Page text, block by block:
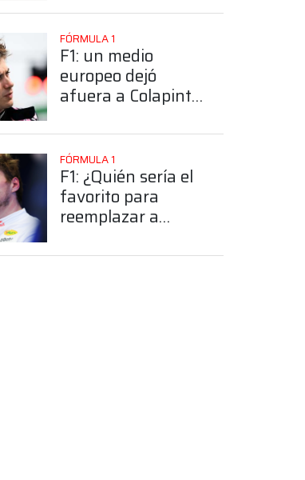
apunta renovar su
Gran Premio a
largo plazo
FÓRMULA 1
F1: un medio
europeo dejó
afuera a Colapinto
para 2027
FÓRMULA 1
F1: ¿Quién sería el
favorito para
reemplazar a
decide irse de Red